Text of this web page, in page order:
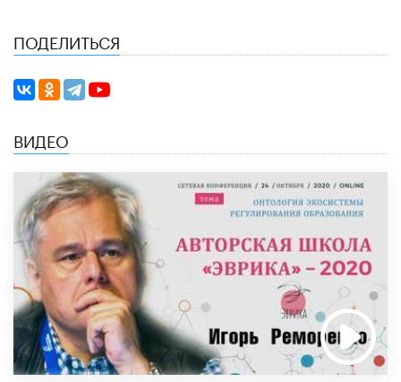
ПОДЕЛИТЬСЯ
ВИДЕО